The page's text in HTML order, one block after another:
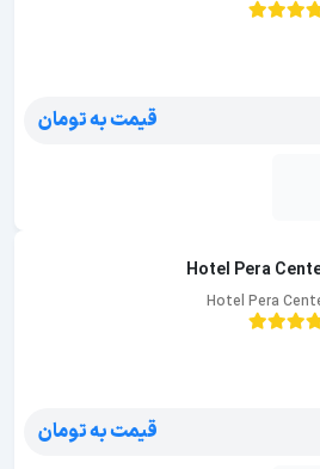
قیمت به تومان
Hotel Pera
Hotel Pera
قیمت به تومان